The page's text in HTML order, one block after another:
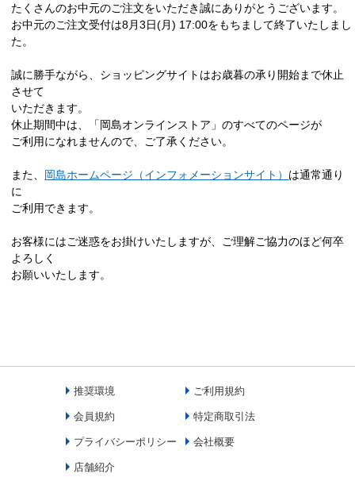
たくさんのお中元のご注文をいただき誠にありがとうございます。
お中元のご注文受付は8月3日(月) 17:00をもちまして終了いたしまし
た。
誠に勝手ながら、ショッピングサイトはお歳暮の承り開始まで休止
させて
いただきます。
休止期間中は、「岡島オンラインストア」のすべてのページが
ご利用になれませんので、ご了承ください。
また、 岡島ホームページ（インフォメーションサイト） は通常通り
に
ご利用できます。
お客様にはご迷惑をお掛けいたしますが、ご理解ご協力のほど何卒
よろしく
お願いいたします。
推奨環境 ご利用規約
会員規約 特定商取引法
プライバシーポリシー 会社概要
店舗紹介